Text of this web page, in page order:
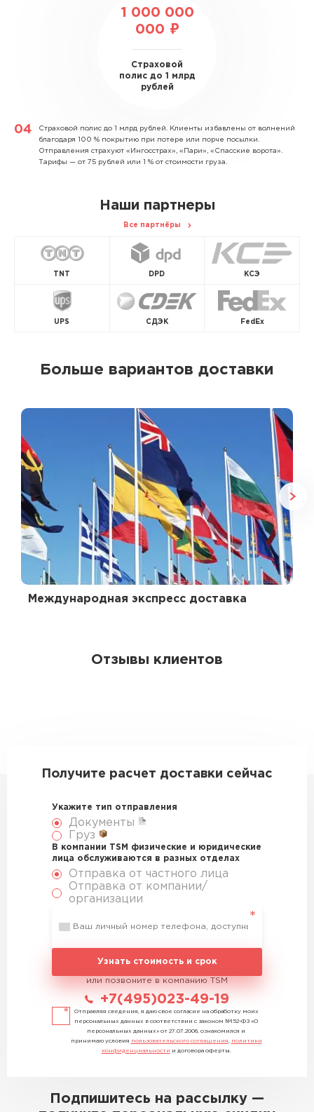
1 000 000
000 ₽
Страховой
полис до 1 млрд
рублей
Страховой полис до 1 млрд рублей. Клиенты избавлены от волнений
благодаря 100 % покрытию при потере или порче посылки.
Отправления страхуют «Ингосстрах», «Пари», «Спасские ворота».
Тарифы — от 75 рублей или 1 % от стоимости груза.
Наши партнеры
Все партнёры
TNT DPD КСЭ
UPS СДЭК FedEx
Больше вариантов доставки
Международная экспресс доставка
Отзывы клиентов
Получите расчет доставки сейчас
Укажите тип отправления
Документы
Груз
В компании TSM физические и юридические
лица обслуживаются в разных отделах
Отправка от частного лица
Отправка от компании/
организации
Узнать стоимость и срок
или позвоните в компанию TSM
+7(495)023-49-19
Отправляя сведения, я даю свое согласие на обработку моих
персональных данных в соответствии с законом №152-ФЗ «О
персональных данных» от 27.07.2006, ознакомился и
принимаю условия пользовательского соглашения
политики
конфиденциальности и договора оферты.
Подпишитесь на рассылку —